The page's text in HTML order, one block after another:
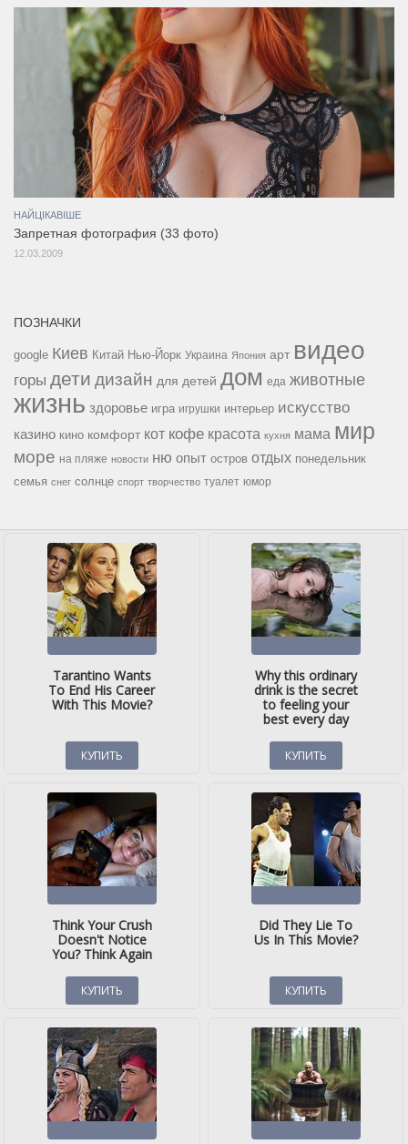
НАЙЦІКАВІШЕ
Запретная фотография (33 фото)
12.03.2009
ПОЗНАЧКИ
google Киев Китай Нью-Йорк Украина Япония арт видео
горы дети дизайн для детей дом еда животные
жизнь здоровье игра игрушки интерьер искусство
казино кино комфорт кот кофе красота кухня мама мир
море на пляже новости ню опыт остров отдых понедельник
семья снег солнце спорт творчество туалет юмор